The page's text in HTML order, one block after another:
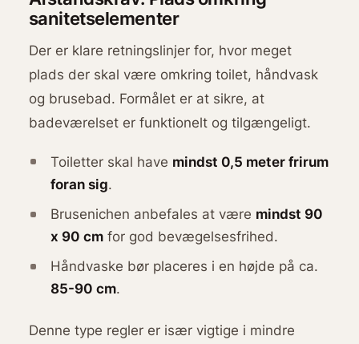
sanitetselementer
Der er klare retningslinjer for, hvor meget
plads der skal være omkring toilet, håndvask
og brusebad. Formålet er at sikre, at
badeværelset er funktionelt og tilgængeligt.
Toiletter skal have mindst 0,5 meter frirum
foran sig.
Brusenichen anbefales at være mindst 90
x 90 cm for god bevægelsesfrihed.
Håndvaske bør placeres i en højde på ca.
85-90 cm.
Denne type regler er især vigtige i mindre